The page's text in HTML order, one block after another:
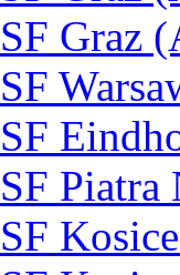
Graz
Piatra